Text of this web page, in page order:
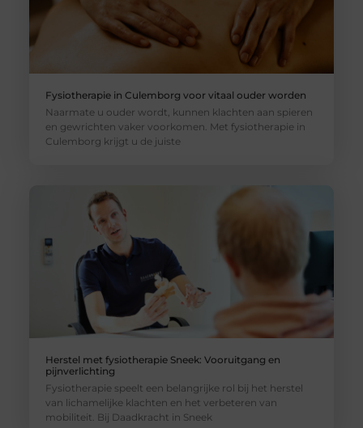
Fysiotherapie in Culemborg voor vitaal ouder worden
Naarmate u ouder wordt, kunnen klachten aan spieren
en gewrichten vaker voorkomen. Met fysiotherapie in
Culemborg krijgt u de juiste
Herstel met fysiotherapie Sneek: Vooruitgang en
pijnverlichting
Fysiotherapie speelt een belangrijke rol bij het herstel
van lichamelijke klachten en het verbeteren van
mobiliteit. Bij Daadkracht in Sneek